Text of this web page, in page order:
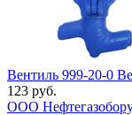
Вентиль 999-20-0
123 руб.
ООО